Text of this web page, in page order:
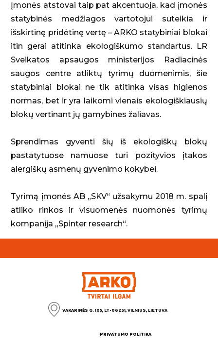
Įmonės atstovai taip pat akcentuoja, kad įmonės
statybinės medžiagos vartotojui suteikia ir
išskirtinę pridėtinę vertę – ARKO statybiniai blokai
itin gerai atitinka ekologiškumo standartus. LR
Sveikatos apsaugos ministerijos Radiacinės
saugos centre atliktų tyrimų duomenimis, šie
statybiniai blokai ne tik atitinka visas higienos
normas, bet ir yra laikomi vienais ekologiškiausių
blokų vertinant jų gamybines žaliavas.
Sprendimas gyventi šių iš ekologiškų blokų
pastatytuose namuose turi pozityvios įtakos
alergiškų asmenų gyvenimo kokybei.
Tyrimą įmonės AB „SKV“ užsakymu 2018 m. spalį
atliko rinkos ir visuomenės nuomonės tyrimų
kompanija „Spinter research“.
VAKARINĖS G. 105, LT-06231, VILNIUS, LIETUVA
PRIVATUMO POLITIKA